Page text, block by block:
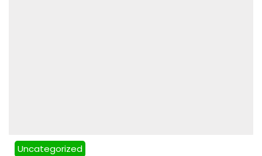
Uncategorized